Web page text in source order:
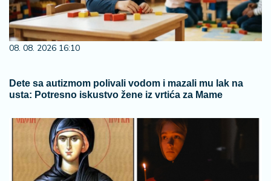
08. 08. 2026 16:10
Dete sa autizmom polivali vodom i mazali mu lak na
usta: Potresno iskustvo žene iz vrtića za Mame